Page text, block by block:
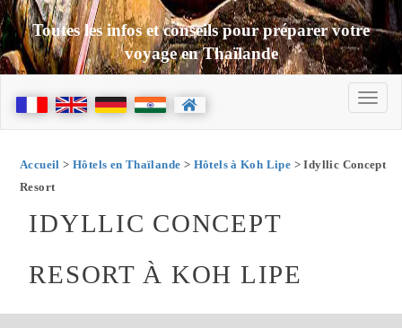
Toutes les infos et conseils pour préparer votre
voyage en Thaïlande
Accueil > Hôtels en Thaïlande > Hôtels à Koh Lipe > Idyllic Concept
Resort
IDYLLIC CONCEPT
RESORT À KOH LIPE